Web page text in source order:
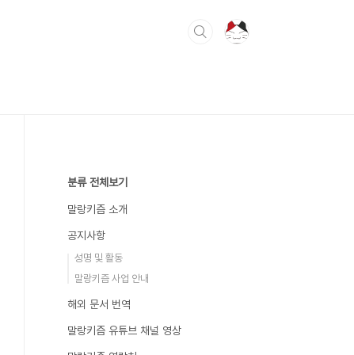
분류 전체보기
말랑키즘 소개
공지사항
성명 및 활동
말랑키즘 사업 안내
해외 문서 번역
말랑키즘 유튜브 채널 영상